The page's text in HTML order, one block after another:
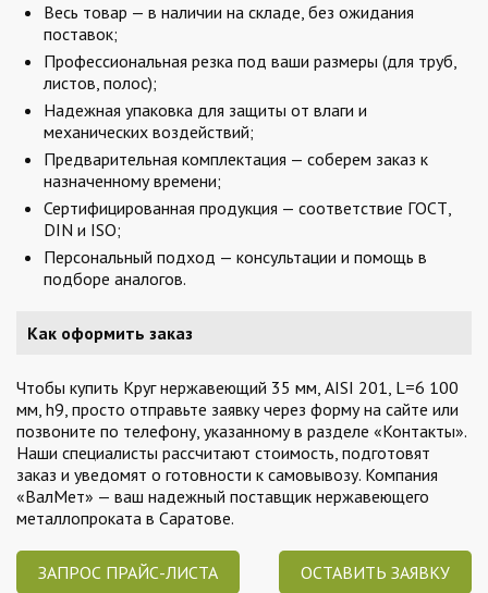
Весь товар — в наличии на складе, без ожидания
поставок;
Профессиональная резка под ваши размеры (для труб,
листов, полос);
Надежная упаковка для защиты от влаги и
механических воздействий;
Предварительная комплектация — соберем заказ к
назначенному времени;
Сертифицированная продукция — соответствие ГОСТ,
DIN и ISO;
Персональный подход — консультации и помощь в
подборе аналогов.
Как оформить заказ
Чтобы купить Круг нержавеющий 35 мм, AISI 201, L=6 100
мм, h9, просто отправьте заявку через форму на сайте или
позвоните по телефону, указанному в разделе «Контакты».
Наши специалисты рассчитают стоимость, подготовят
заказ и уведомят о готовности к самовывозу. Компания
«ВалМет» — ваш надежный поставщик нержавеющего
металлопроката в Саратове.
ЗАПРОС ПРАЙС-ЛИСТА ОСТАВИТЬ ЗАЯВКУ